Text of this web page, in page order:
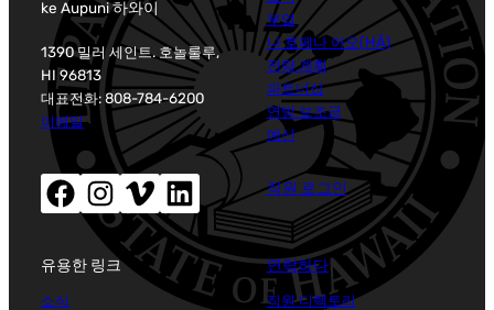
ke Aupuni 하와이
1390 밀러 세인트. 호놀룰루,
HI 96813
대표전화: 808-784-6200
이메일
페이스북(새창으로 열립니다) 인스타그램(새창으로 열립니다)Vimeo (새 창 열기) LinkedIn(새 창 열기)
부엌
나 호페나 아오(HĀ)
전략 계획
파트너십
연방 보조금
예산
직원 로그인
유용한 링크
소식
연락하다
직원 디렉토리